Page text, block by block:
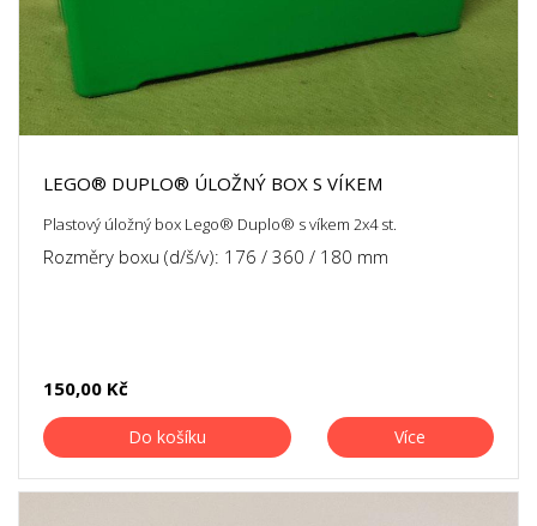
LEGO® DUPLO® ÚLOŽNÝ BOX S VÍKEM
Plastový úložný box Lego® Duplo® s víkem 2x4 st.
Rozměry boxu (d/š/v): 176 / 360 / 180 mm
150,00 Kč
Do košíku Více